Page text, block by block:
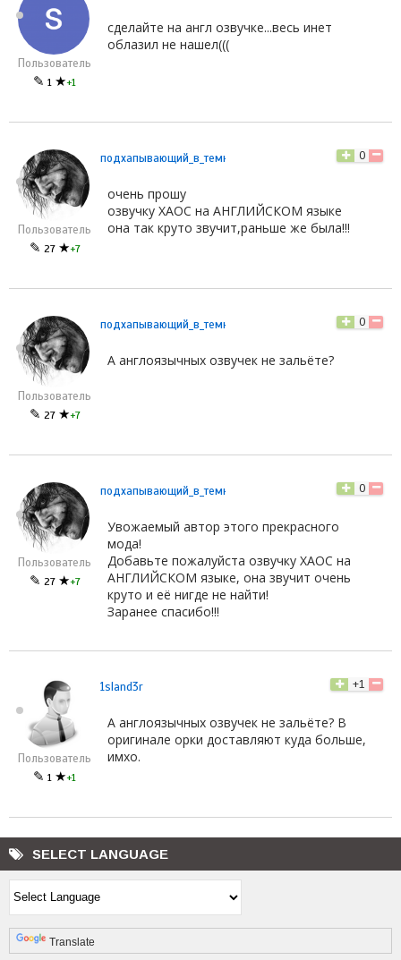
Пользователь
✎ 1 ★+1
сделайте на англ озвучке...весь инет
облазил не нашел(((
Пользователь
✎ 27 ★+7
подхапывающий_в_темноте 0
очень прошу
озвучку ХАОС на АНГЛИЙСКОМ языке
она так круто звучит,раньше же была!!!
Пользователь
✎ 27 ★+7
подхапывающий_в_темноте 0
А англоязычных озвучек не зальёте?
Пользователь
✎ 27 ★+7
подхапывающий_в_темноте 0
Увожаемый автор этого прекрасного
мода!
Добавьте пожалуйста озвучку ХАОС на
АНГЛИЙСКОМ языке, она звучит очень
круто и её нигде не найти!
Заранее спасибо!!!
Пользователь
✎ 1 ★+1
1sland3r +1
А англоязычных озвучек не зальёте? В
оригинале орки доставляют куда больше,
имхо.
SELECT LANGUAGE
Translate